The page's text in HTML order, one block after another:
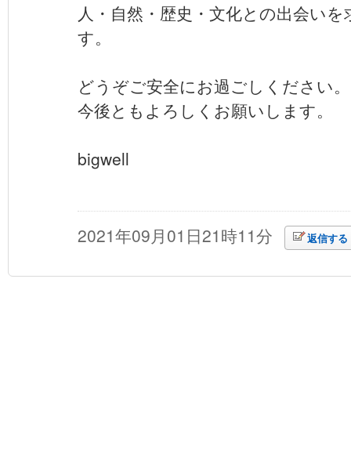
人・自然・歴史・文化との出会い
す。
どうぞご安全にお過ごしください。
今後ともよろしくお願いします。
bigwell
2021年09月01日21時11分 返信する